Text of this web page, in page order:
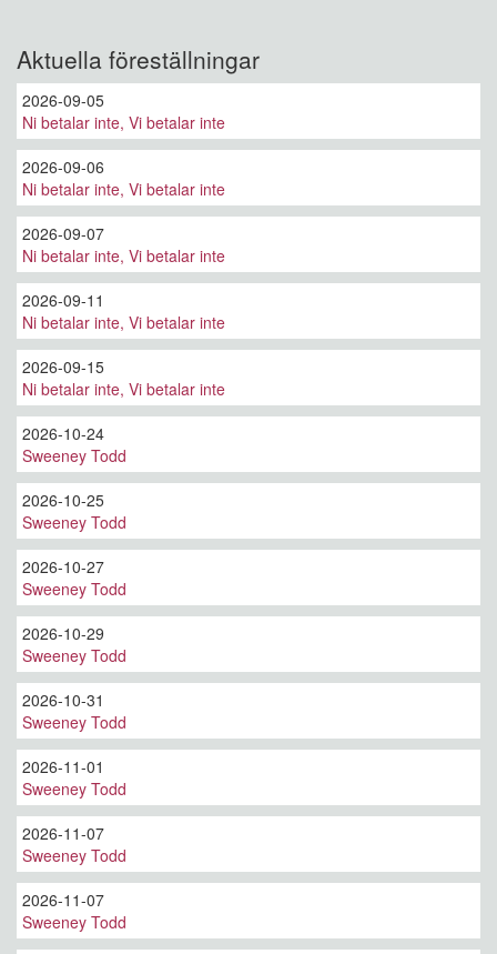
Aktuella föreställningar
2026-09-05
Ni betalar inte, Vi betalar inte
2026-09-06
Ni betalar inte, Vi betalar inte
2026-09-07
Ni betalar inte, Vi betalar inte
2026-09-11
Ni betalar inte, Vi betalar inte
2026-09-15
Ni betalar inte, Vi betalar inte
2026-10-24
Sweeney Todd
2026-10-25
Sweeney Todd
2026-10-27
Sweeney Todd
2026-10-29
Sweeney Todd
2026-10-31
Sweeney Todd
2026-11-01
Sweeney Todd
2026-11-07
Sweeney Todd
2026-11-07
Sweeney Todd